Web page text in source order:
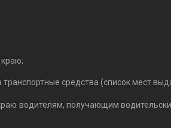
средства (список мест
водителям, получающим